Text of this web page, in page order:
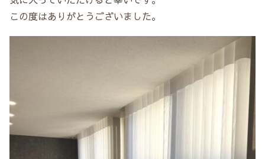
この度はありがとうございました。